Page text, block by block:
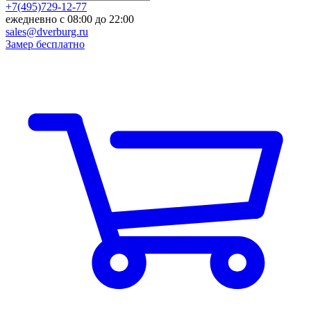
+7(495)729-12-77
ежедневно с 08:00 до 22:00
sales@dverburg.ru
Замер бесплатно